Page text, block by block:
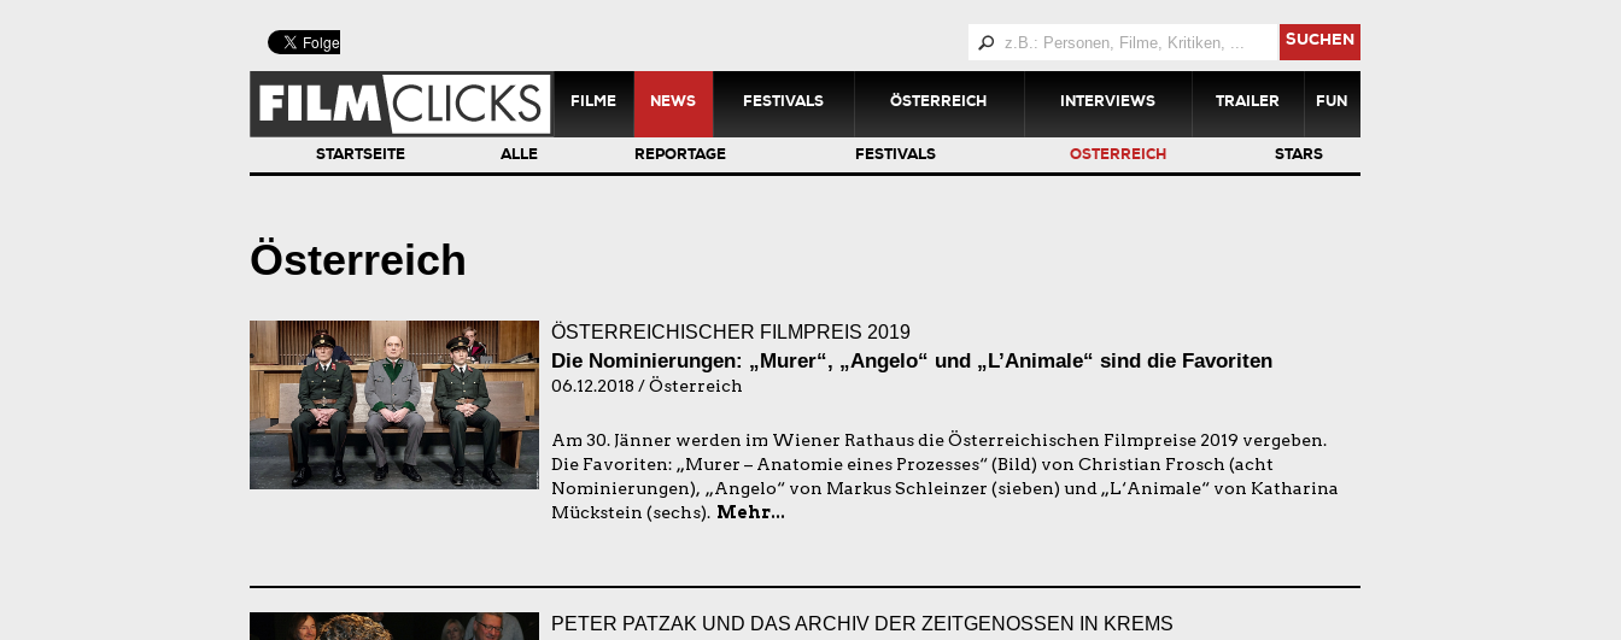
SUCHEN
FILME NEWS FESTIVALS ÖSTERREICH INTERVIEWS TRAILER FUN
STARTSEITE ALLE REPORTAGE FESTIVALS ÖSTERREICH STARS
Österreich
ÖSTERREICHISCHER FILMPREIS 2019
Die Nominierungen: „Murer“, „Angelo“ und „L’Animale“ sind die Favoriten
06.12.2018 / Österreich
Am 30. Jänner werden im Wiener Rathaus die Österreichischen Filmpreise 2019 vergeben.
Die Favoriten: „Murer – Anatomie eines Prozesses“ (Bild) von Christian Frosch (acht
Nominierungen), „Angelo“ von Markus Schleinzer (sieben) und „L‘Animale“ von Katharina
Mückstein (sechs). Mehr...
PETER PATZAK UND DAS ARCHIV DER ZEITGENOSSEN IN KREMS